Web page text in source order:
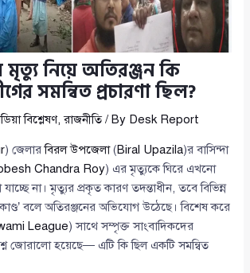
মৃত্যু নিয়ে অতিরঞ্জন কি
সমন্বিত প্রচারণা ছিল?
বিশ্লেষণ,রাজনীতি/ By Desk Report
) জেলারবিরল উপজেলা(Biral Upazila)র বাসিন্দা
Chandra Roy) এর মৃত্যুকে ঘিরে এখনো
যাচ্ছে না। মৃত্যুর প্রকৃত কারণ তদন্তাধীন, তবে বিভিন্ন
বলে অতিরঞ্জনের অভিযোগ উঠেছে। বিশেষ করে
League) সাথে সম্পৃক্ত সাংবাদিকদের
জোরালো হয়েছে— এটি কি ছিল একটি সমন্বিত